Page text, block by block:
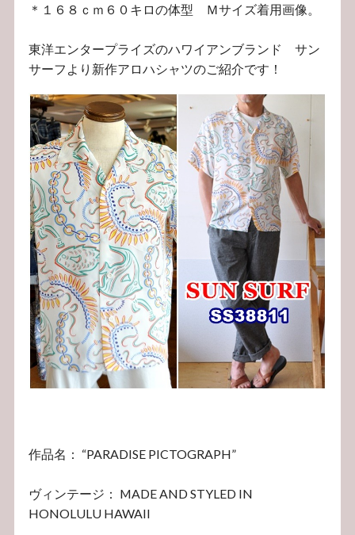
＊１６８ｃｍ６０キロの体型 Ｍサイズ着用画像。
東洋エンタープライズのハワイアンブランド サン
サーフより新作アロハシャツのご紹介です！
作品名： “PARADISE PICTOGRAPH”
ヴィンテージ： MADE AND STYLED IN
HONOLULU HAWAII